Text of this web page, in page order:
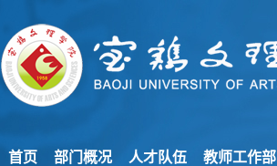
首页 部门概况 人才队伍 教师工作部